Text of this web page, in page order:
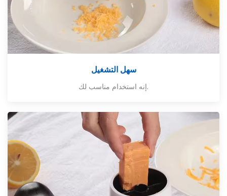
سهل التشغيل
إنه استخدام مناسب لك.